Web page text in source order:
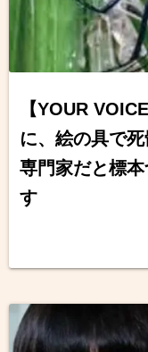
【YOUR
に、絵の具で
専門家だと標